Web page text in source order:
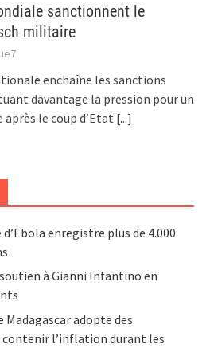
sanctionnent le
militaire
enchaîne les sanctions
davantage la pression pour un
le coup d’Etat [...]
d’Ebola enregistre plus de 4.000
à Gianni Infantino en
Madagascar adopte des
contenir l’inflation durant les